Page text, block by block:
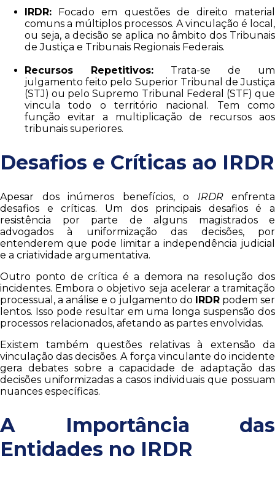
IRDR: Focado em questões de direito material
comuns a múltiplos processos. A vinculação é local,
ou seja, a decisão se aplica no âmbito dos Tribunais
de Justiça e Tribunais Regionais Federais.
Recursos Repetitivos: Trata-se de um
julgamento feito pelo Superior Tribunal de Justiça
(STJ) ou pelo Supremo Tribunal Federal (STF) que
vincula todo o território nacional. Tem como
função evitar a multiplicação de recursos aos
tribunais superiores.
Desafios e Críticas ao IRDR
Apesar dos inúmeros benefícios, o IRDRenfrenta
desafios e críticas. Um dos principais desafios é a
resistência por parte de alguns magistrados e
advogados à uniformização das decisões, por
entenderem que pode limitar a independência judicial
e a criatividade argumentativa.
Outro ponto de crítica é a demora na resolução dos
incidentes. Embora o objetivo seja acelerar a tramitação
processual, a análise e o julgamento do IRDRpodem ser
lentos. Isso pode resultar em uma longa suspensão dos
processos relacionados, afetando as partes envolvidas.
Existem também questões relativas à extensão da
vinculação das decisões. A força vinculante do incidente
gera debates sobre a capacidade de adaptação das
decisões uniformizadas a casos individuais que possuam
nuances específicas.
A Importância das
Entidades no IRDR